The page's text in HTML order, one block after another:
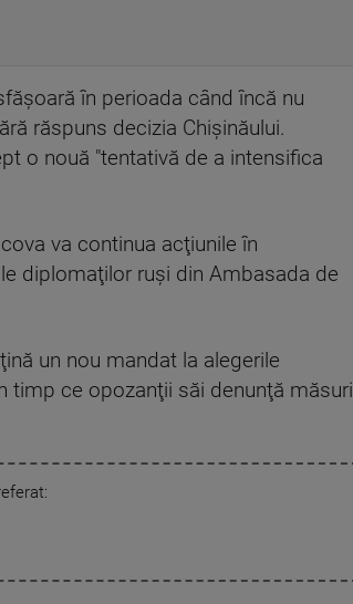
în perioada când încă nu
răspuns decizia Chişinăului.
o nouă "tentativă de a intensifica
va continua acţiunile în
diplomaţilor ruşi din Ambasada de
un nou mandat la alegerile
timp ce opozanţii săi denunţă măsuri